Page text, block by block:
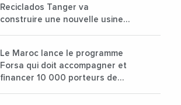
Reciclados Tanger va
construire une nouvelle usine
Le Maroc lance le programme
Forsa qui doit accompagner et
financer 10 000 porteurs de